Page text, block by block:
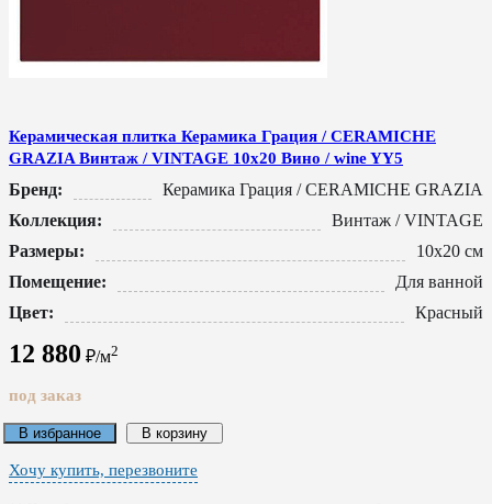
Керамическая плитка Керамика Грация / CERAMICHE
GRAZIA Винтаж / VINTAGE 10x20 Вино / wine YY5
Бренд:
Керамика Грация / CERAMICHE GRAZIA
Коллекция:
Винтаж / VINTAGE
Размеры:
10x20 см
Помещение:
Для ванной
Цвет:
Красный
12 880 ₽/м2
под заказ
В избранное В корзину
Хочу купить, перезвоните